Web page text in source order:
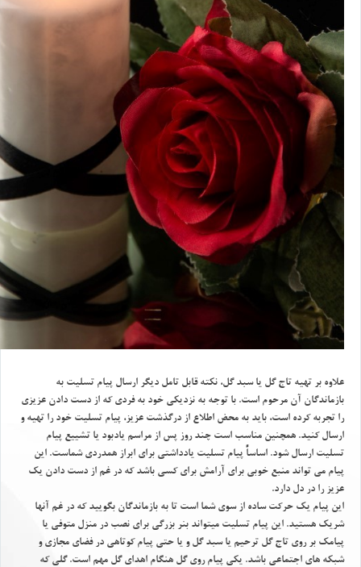
علاوه بر تهيه تاج گل يا سبد گل، نكته قابل تامل ديگر ارسال پيام تسليت به
بازماندگان آن مرحوم است. با توجه به نزديكي خود به فردي كه از دست دادن عزيزي
را تجربه كرده است، بايد به محض اطلاع از درگذشت عزيز، پيام تسليت خود را تهيه و
ارسال كنيد. همچنين مناسب است چند روز پس از مراسم يادبود يا تشييع پيام
تسليت ارسال شود. اساساً پيام تسليت يادداشتي براي ابراز همدردي شماست. اين
پيام مي تواند منبع خوبي براي آرامش براي كسي باشد كه در غم از دست دادن يك
عزيز را در دل دارد.
اين پيام يك حركت ساده از سوي شما است تا به بازماندگان بگوييد كه در غم آنها
شريك هستيد. اين پيام تسليت ميتواند بنر بزرگي براي نصب در منزل متوفي يا
پيامك بر روي تاج گل ترحيم يا سبد گل و يا حتي پيام كوتاهي در فضاي مجازي و
شبكه هاي اجتماعي باشد. يكي پيام روي گل هنگام اهداي گل مهم است. گلي كه